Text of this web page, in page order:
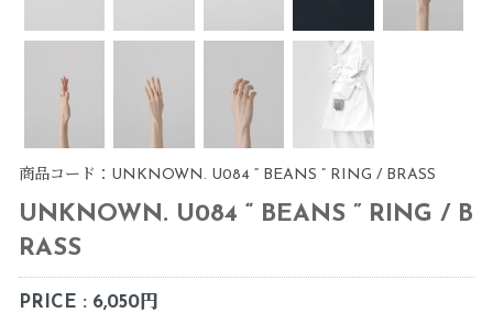
商品コード：UNKNOWN. U084 “ BEANS ” RING / BRASS
UNKNOWN. U084 “ BEANS ” RING / B
RASS
PRICE : 6,050円